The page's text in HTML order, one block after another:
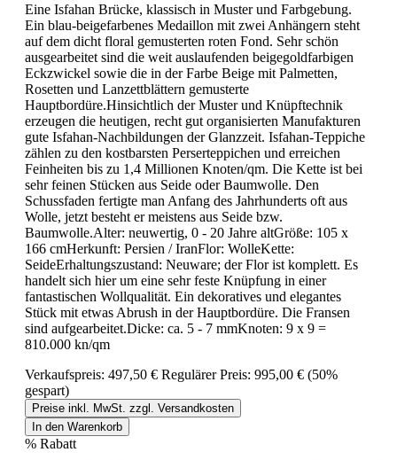
Eine Isfahan Brücke, klassisch in Muster und Farbgebung.
Ein blau-beigefarbenes Medaillon mit zwei Anhängern steht
auf dem dicht floral gemusterten roten Fond. Sehr schön
ausgearbeitet sind die weit auslaufenden beigegoldfarbigen
Eckzwickel sowie die in der Farbe Beige mit Palmetten,
Rosetten und Lanzettblättern gemusterte
Hauptbordüre.Hinsichtlich der Muster und Knüpftechnik
erzeugen die heutigen, recht gut organisierten Manufakturen
gute Isfahan-Nachbildungen der Glanzzeit. Isfahan-Teppiche
zählen zu den kostbarsten Perserteppichen und erreichen
Feinheiten bis zu 1,4 Millionen Knoten/qm. Die Kette ist bei
sehr feinen Stücken aus Seide oder Baumwolle. Den
Schussfaden fertigte man Anfang des Jahrhunderts oft aus
Wolle, jetzt besteht er meistens aus Seide bzw.
Baumwolle.Alter: neuwertig, 0 - 20 Jahre altGröße: 105 x
166 cmHerkunft: Persien / IranFlor: WolleKette:
SeideErhaltungszustand: Neuware; der Flor ist komplett. Es
handelt sich hier um eine sehr feste Knüpfung in einer
fantastischen Wollqualität. Ein dekoratives und elegantes
Stück mit etwas Abrush in der Hauptbordüre. Die Fransen
sind aufgearbeitet.Dicke: ca. 5 - 7 mmKnoten: 9 x 9 =
810.000 kn/qm
Verkaufspreis: 497,50 € Regulärer Preis: 995,00 € (50%
gespart)
Preise inkl. MwSt. zzgl. Versandkosten
In den Warenkorb
% Rabatt